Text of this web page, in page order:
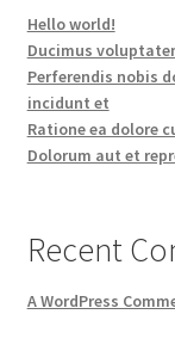
Hello world!
Ducimus
Perferendis nobis
incidunt et
Ratione ea dolore
Dolorum aut et
Recent
A WordPress